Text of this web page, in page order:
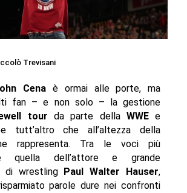
Trevisani
Cena è ormai alle porte, ma
fan – e non solo – la gestione
tour da parte della WWEe
tutt’altro che all’altezza della
rappresenta. Tra le voci più
quella dell’attore e grande
di wrestling
Paul Walter Hauser,
parole dure nei confronti